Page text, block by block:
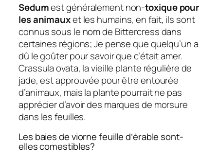
Sedumest généralement non-toxique pour
les animauxet les humains, en fait, ils sont
connus sous le nom de Bittercress dans
certaines régions; Je pense que quelqu’un a
dû le goûter pour savoir que c’était amer.
Crassula ovata, la vieille plante régulière de
jade, est approuvée pour être entourée
d’animaux, mais la plante pourrait ne pas
apprécier d’avoir des marques de morsure
dans les feuilles.
Les baies de viorne feuille d’érable sont-
elles comestibles?